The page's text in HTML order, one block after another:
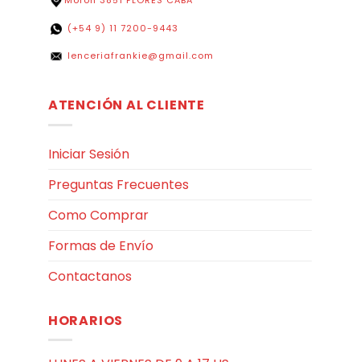
(+54 9) 11 7200-9443
lenceriafrankie@gmail.com
ATENCIÓN AL CLIENTE
Iniciar Sesión
Preguntas Frecuentes
Como Comprar
Formas de Envío
Contactanos
HORARIOS